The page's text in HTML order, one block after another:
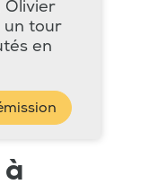
Olivier
un tour
en